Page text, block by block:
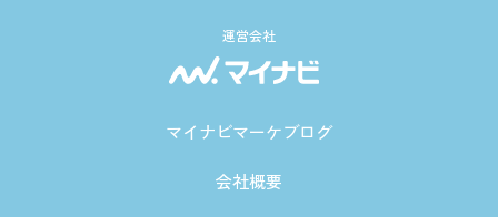
運営会社
マイナビマーケブログ
会社概要